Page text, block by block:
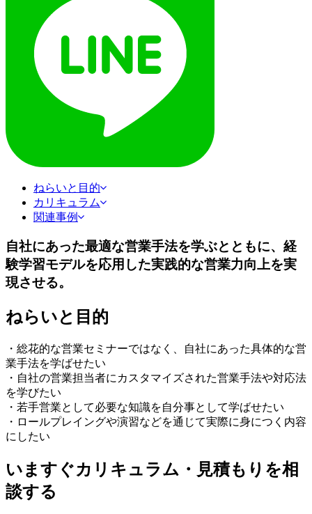
ねらいと目的
カリキュラム
関連事例
自社にあった最適な営業手法を学ぶとともに、経
験学習モデルを応用した実践的な営業力向上を実
現させる。
ねらいと目的
・総花的な営業セミナーではなく、自社にあった具体的な営
業手法を学ばせたい
・自社の営業担当者にカスタマイズされた営業手法や対応法
を学びたい
・若手営業として必要な知識を自分事として学ばせたい
・ロールプレイングや演習などを通じて実際に身につく内容
にしたい
いますぐカリキュラム・見積もりを相
談する